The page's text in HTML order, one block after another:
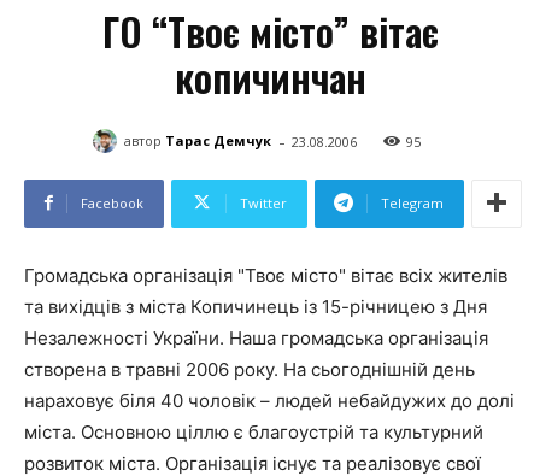
ГО “Твоє місто” вітає
копичинчан
автор Тарас Демчук - 23.08.2006 95
Facebook Twitter Telegram
Громадська організація "Твоє місто" вітає всіх жителів
та вихідців з міста Копичинець із 15-річницею з Дня
Незалежності України. Наша громадська організація
створена в травні 2006 року. На сьогоднішній день
нараховує біля 40 чоловік – людей небайдужих до долі
міста. Основною ціллю є благоустрій та культурний
розвиток міста. Організація існує та реалізовує свої